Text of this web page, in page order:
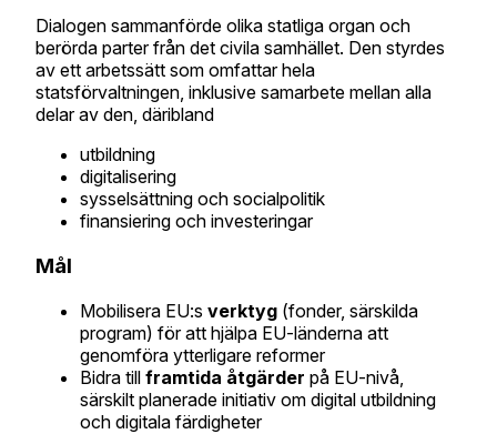
Dialogen sammanförde olika statliga organ och
berörda parter från det civila samhället. Den styrdes
av ett arbetssätt som omfattar hela
statsförvaltningen, inklusive samarbete mellan alla
delar av den, däribland
utbildning
digitalisering
sysselsättning och socialpolitik
finansiering och investeringar
Mål
Mobilisera EU:s verktyg (fonder, särskilda
program) för att hjälpa EU-länderna att
genomföra ytterligare reformer
Bidra till framtida åtgärder på EU-nivå,
särskilt planerade initiativ om digital utbildning
och digitala färdigheter